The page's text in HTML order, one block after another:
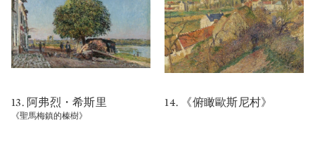
13. 阿弗烈・希斯里
《聖馬梅鎮的榛樹》
14. 《俯瞰歐斯尼村》